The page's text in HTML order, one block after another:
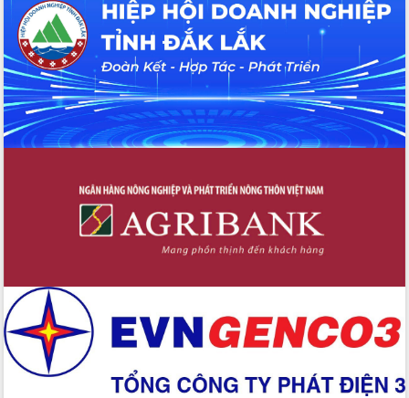
UBND tỉnh họp báo định kỳ tháng 4
năm 2026
Hội thảo khoa học “Giải pháp thúc đẩy
phát triển nền kinh tế xanh tại tỉnh
Đắk Lắk”
Tăng cường giám sát, đôn đốc thực
hiện nhiệm vụ quản lý tài sản công
công tác cải cách thủ tục hành chính
tại Trung tâm Phục vụ hành chính
Đắk Lắk: Tôn vinh 46 giải pháp tại Hội
Đắk Lắk rà soát, điều chỉnh Đề án 190
về phát triển nuôi trồng thủy sản
Phó Chủ tịch UBND tỉnh Đắk Lắk
Trương Công Thái kiểm tra thực địa
Dự án cao tốc Khánh Hòa - Buôn Ma